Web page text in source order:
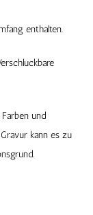
enthalten.
und
kann es zu